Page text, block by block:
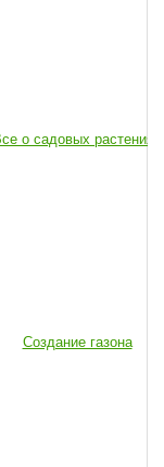
о садовых растениях
Создание газона